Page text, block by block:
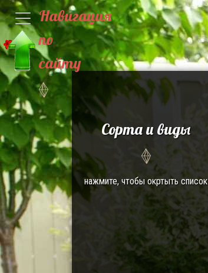
Навигация
по
сайту
Сорта и виды
нажмите, чтобы окртыть список